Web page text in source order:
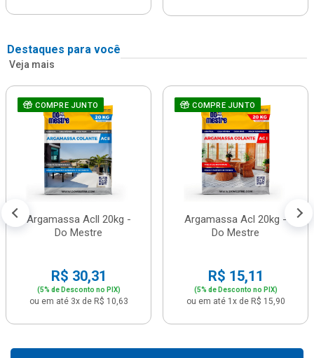
Destaques para você
Veja mais
COMPRE JUNTO
Argamassa Acll 20kg -
Do Mestre
R$ 30,31
(5% de Desconto no PIX)
ou em até 3x de R$ 10,63
COMPRE JUNTO
Argamassa Acl 20kg -
Do Mestre
R$ 15,11
(5% de Desconto no PIX)
ou em até 1x de R$ 15,90